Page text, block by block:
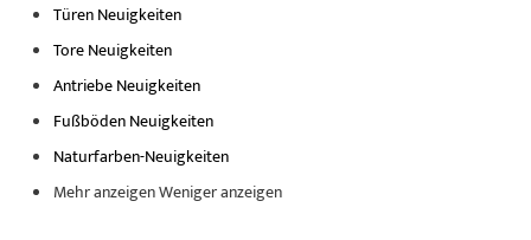
Türen Neuigkeiten
Tore Neuigkeiten
Antriebe Neuigkeiten
Fußböden Neuigkeiten
Naturfarben-Neuigkeiten
Mehr anzeigenWeniger anzeigen